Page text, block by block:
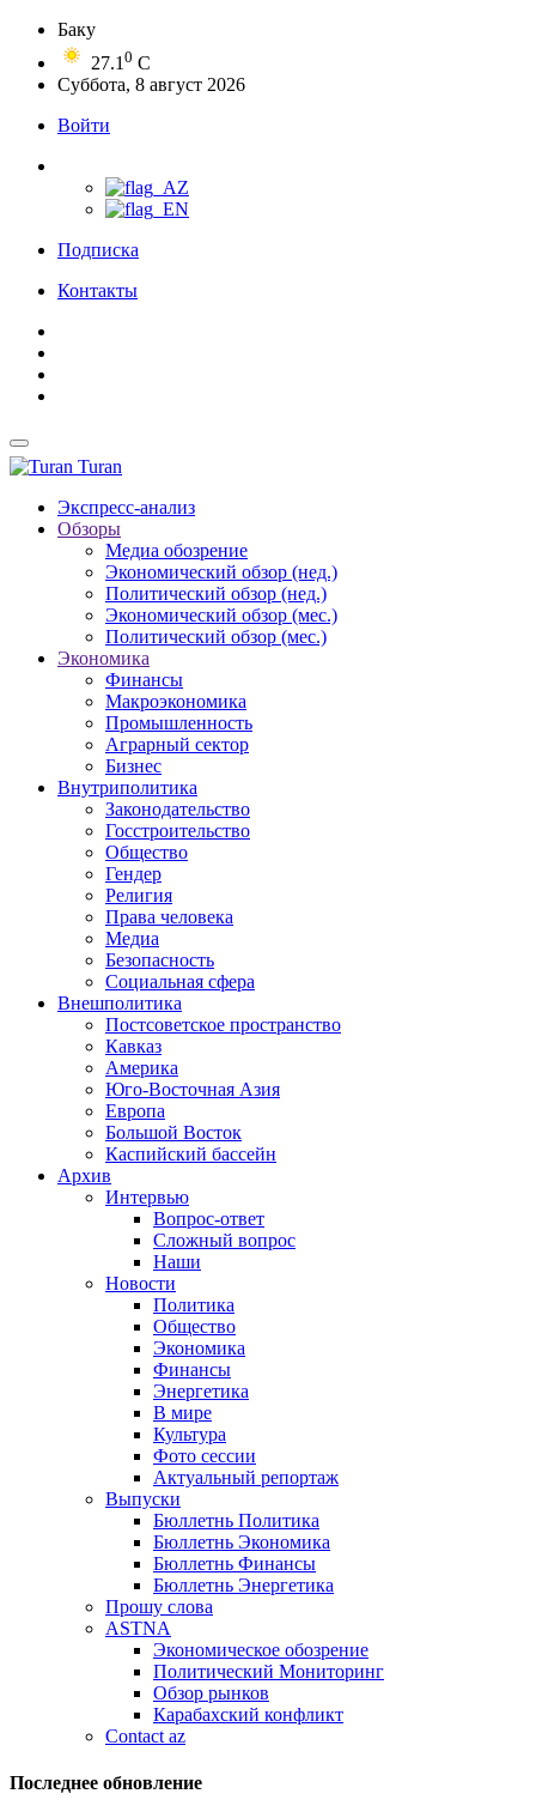
Баку
27.1 0 C
Суббота, 8 август 2026
Войти
Подписка
Контакты
Turan
Экспресс-анализ
Обзоры
Медиа обозрение
Экономический обзор (нед.)
Политический обзор (нед.)
Экономический обзор (мес.)
Политический обзор (мес.)
Экономика
Финансы
Макроэкономика
Промышленность
Аграрный сектор
Бизнес
Внутриполитика
Законодательство
Госстроительство
Общество
Гендер
Религия
Права человека
Медиа
Безопасность
Социальная сфера
Внешполитика
Постсоветское пространство
Кавказ
Америка
Юго-Восточная Азия
Европа
Большой Восток
Каспийский бассейн
Архив
Интервью
Вопрос-ответ
Сложный вопрос
Наши
Новости
Политика
Общество
Экономика
Финансы
Энергетика
В мире
Культура
Фото сессии
Актуальный репортаж
Выпуски
Бюллетнь Политика
Бюллетнь Экономика
Бюллетнь Финансы
Бюллетнь Энергетика
Прошу слова
ASTNA
Экономическое обозрение
Политический Мониторинг
Обзор рынков
Карабахский конфликт
Contact az
Последнее обновление